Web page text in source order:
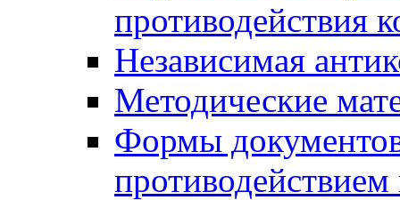
противодействия
Независимая
Методические
Формы